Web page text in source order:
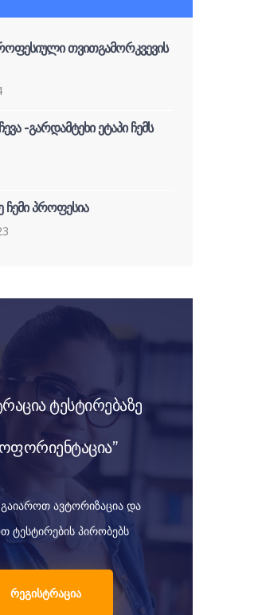
თვითგამორკვევის
-გარდამტეხი ეტაპი ჩემს
პროფესია
ტესტირებაზე
ავტორიზაცია და
ტესტირების პირობებს
რეგისტრაცია